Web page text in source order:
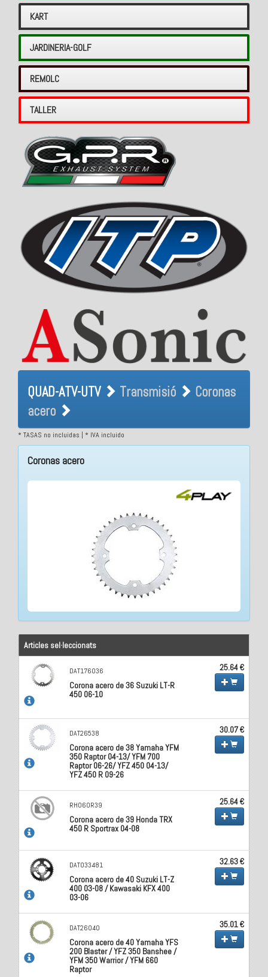
KART
JARDINERIA-GOLF
REMOLC
TALLER
QUAD-ATV-UTV Transmisió
Coronas acero
QUAD-ATV-UTV Transmisió
Coronas
acero
* TASAS no incluidas | * IVA incluido
Coronas acero
Articles sel·leccionats
DAT176036
Corona acero de 36 Suzuki LT-R
450 06-10
25.64 €
DAT26538
Corona acero de 38 Yamaha YFM
350 Raptor 04-13/ YFM 700
Raptor 06-26/ YFZ 450 04-13/
YFZ 450 R 09-26
30.07 €
RH060R39
Corona acero de 39 Honda TRX
450 R Sportrax 04-08
25.64 €
DAT033481
Corona acero de 40 Suzuki LT-Z
400 03-08 / Kawasaki KFX 400
03-06
32.63 €
DAT26040
Corona acero de 40 Yamaha YFS
200 Blaster / YFZ 350 Banshee /
YFM 350 Warrior / YFM 660
Raptor
35.01 €